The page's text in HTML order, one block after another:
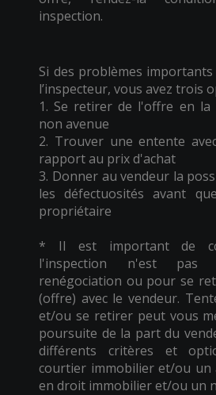
inspection.
Si des problèmes
l’inspecteur, vous avez trois
1. Se retirer de l'offre en
non avenue
2. Trouver une entente
rapport au prix d'achat
3. Donner au vendeur la
les défectuosités avant
propriétaire
* Il est important de
l'inspection n'est
renégociation ou pour se
(offre) avec le vendeur.
et/ou se retirer peut vous
poursuite de la part du
différents critères et
courtier immobilier et/ou un
en droit immobilier et/ou un